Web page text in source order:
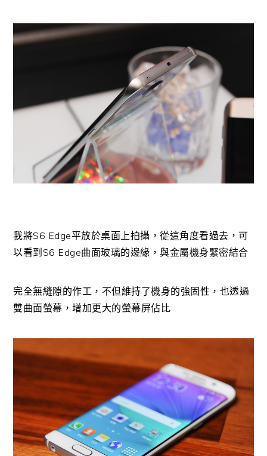
我將S6 Edge平放於桌面上拍攝，從這角度看過去，可
以看到S6 Edge曲面玻璃的邊緣，與金屬機身緊密結合
完全無縫隙的作工，不但維持了機身的強固性，也透過
雙曲面螢幕，增加更大的螢幕屏佔比